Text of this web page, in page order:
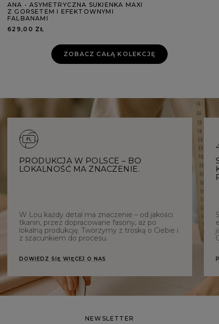
ANA - ASYMETRYCZNA SUKIENKA MAXI
Z GORSETEM I EFEKTOWNYMI
FALBANAMI
629,00 ZŁ
ZOBACZ CAŁĄ KOLEKCJĘ
PRODUKCJA W POLSCE – BO
LOKALNOŚĆ MA ZNACZENIE.
W Lou każdy detal ma znaczenie – od jakości
tkanin, przez dopracowane fasony, aż po
lokalną produkcję. Tworzymy z troską o Ciebie i
z szacunkiem do procesu.
DOWIEDZ SIĘ WIĘCEJ O NAS
NEWSLETTER